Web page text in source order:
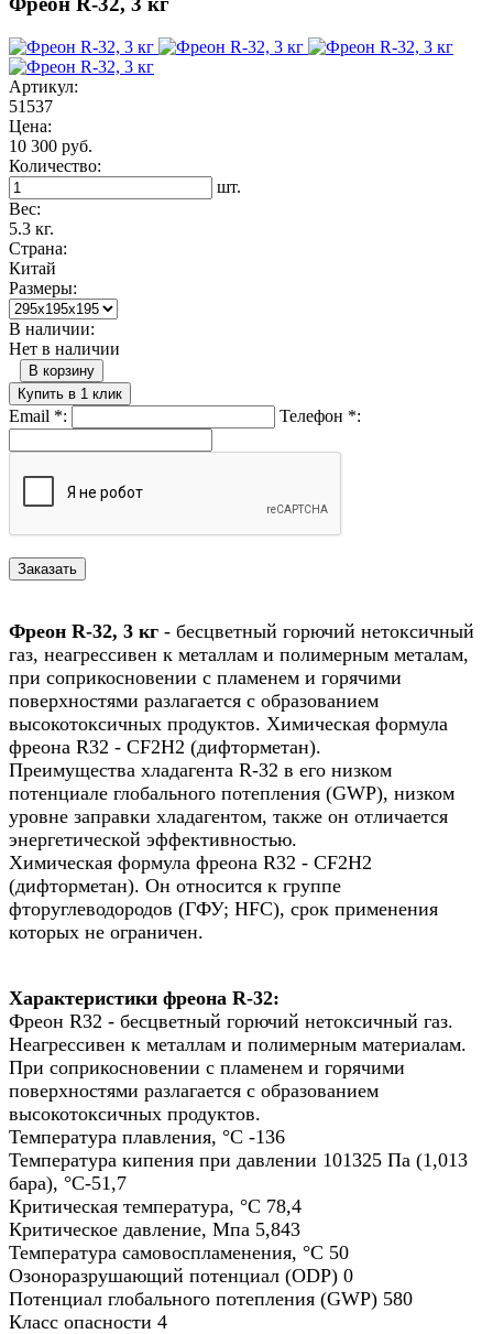
Артикул:
51537
Цена:
10 300 руб.
Количество:
шт.
Вес:
5.3 кг.
Страна:
Китай
Размеры:
В наличии:
Нет в наличии
В корзину
Купить в 1 клик
Email *: Телефон *:
Фреон R-32, 3 кг - бесцветный горючий нетоксичный
газ, неагрессивен к металлам и полимерным металам,
при соприкосновении с пламенем и горячими
поверхностями разлагается с образованием
высокотоксичных продуктов. Химическая формула
фреона R32 - СF2H2 (дифторметан).
Преимущества хладагента R-32 в его низком
потенциале глобального потепления (GWP), низком
уровне заправки хладагентом, также он отличается
энергетической эффективностью.
Химическая формула фреона R32 - СF2H2
(дифторметан). Он относится к группе
фторуглеводородов (ГФУ; HFC), срок применения
которых не ограничен.
Характеристики фреона R-32:
Фреон R32 - бесцветный горючий нетоксичный газ.
Неагрессивен к металлам и полимерным материалам.
При соприкосновении с пламенем и горячими
поверхностями разлагается с образованием
высокотоксичных продуктов.
Температура плавления, °С -136
Температура кипения при давлении 101325 Па (1,013
бара), °С-51,7
Критическая температура, °С 78,4
Критическое давление, Мпа 5,843
Температура самовоспламенения, °С 50
Озоноразрушающий потенциал (ODP) 0
Потенциал глобального потепления (GWP) 580
Класс опасности 4